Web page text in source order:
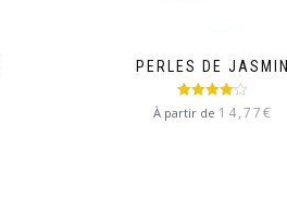
PERLES DE JASMIN
Note 4.00
sur 5
À partir de 14,77€